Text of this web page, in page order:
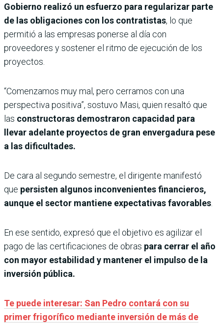
Gobierno realizó un esfuerzo para regularizar parte
de las obligaciones con los contratistas, lo que
permitió a las empresas ponerse al día con
proveedores y sostener el ritmo de ejecución de los
proyectos.
“Comenzamos muy mal, pero cerramos con una
perspectiva positiva”, sostuvo Masi, quien resaltó que
las constructoras demostraron capacidad para
llevar adelante proyectos de gran envergadura pese
a las dificultades.
De cara al segundo semestre, el dirigente manifestó
que persisten algunos inconvenientes financieros,
aunque el sector mantiene expectativas favorables.
En ese sentido, expresó que el objetivo es agilizar el
pago de las certificaciones de obras para cerrar el año
con mayor estabilidad y mantener el impulso de la
inversión pública.
Te puede interesar: San Pedro contará con su
primer frigorífico mediante inversión de más de